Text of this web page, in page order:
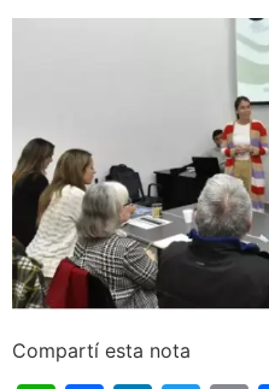
Compartí esta nota